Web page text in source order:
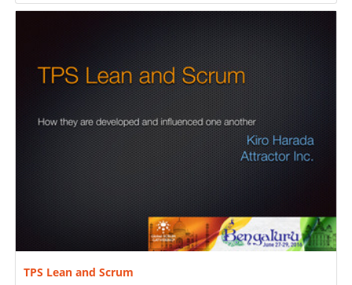
TPS Lean and Scrum